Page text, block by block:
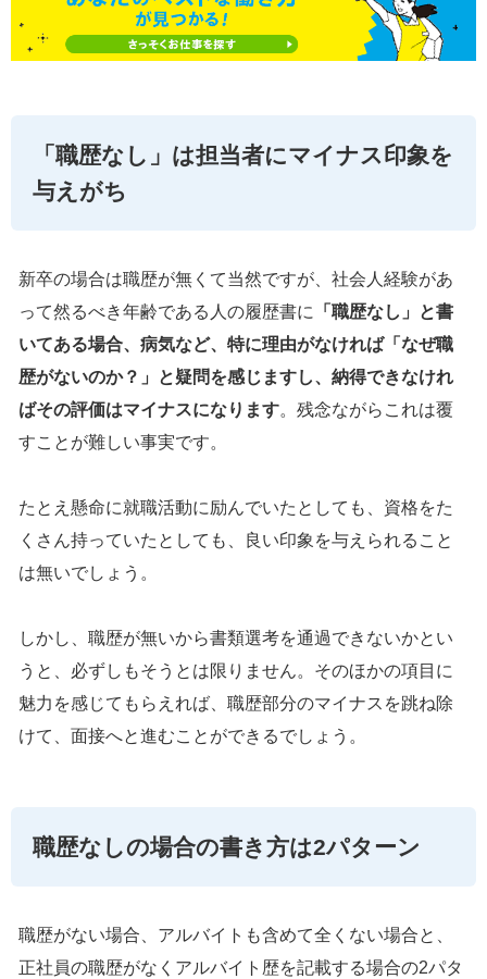
「職歴なし」は担当者にマイナス印象を
与えがち
新卒の場合は職歴が無くて当然ですが、社会人経験があ
って然るべき年齢である人の履歴書に
「職歴なし」と書
いてある場合、病気など、特に理由がなければ「なぜ職
歴がないのか？」と疑問を感じますし、納得できなけれ
ばその評価はマイナスになります。残念ながらこれは覆
すことが難しい事実です。
たとえ懸命に就職活動に励んでいたとしても、資格をた
くさん持っていたとしても、良い印象を与えられること
は無いでしょう。
しかし、職歴が無いから書類選考を通過できないかとい
うと、必ずしもそうとは限りません。そのほかの項目に
魅力を感じてもらえれば、職歴部分のマイナスを跳ね除
けて、面接へと進むことができるでしょう。
職歴なしの場合の書き方は2パターン
職歴がない場合、アルバイトも含めて全くない場合と、
正社員の職歴がなくアルバイト歴を記載する場合の2パタ